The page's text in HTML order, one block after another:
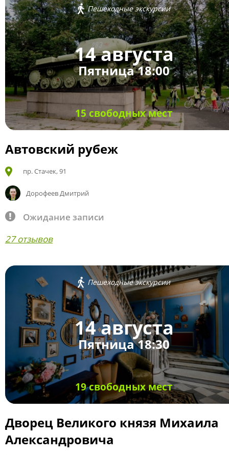
Пешеходные экскурсии
14 августа
Пятница 18:00
15 свободных мест
Автовский рубеж
пр. Стачек, 91
Дорофеев Дмитрий
Ожидание записи
27 отзывов
Пешеходные экскурсии
14 августа
Пятница 18:30
19 свободных мест
Дворец Великого князя Михаила
Александровича